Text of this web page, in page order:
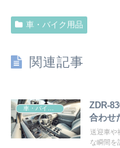
車・バイク用品
関連記事
ZDR-
合わせ
送迎車や
な瞬間を